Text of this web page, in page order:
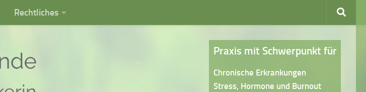
Rechtliches
Praxis mit Schwerpunkt für
Chronische Erkrankungen
Stress, Hormone und Burnout